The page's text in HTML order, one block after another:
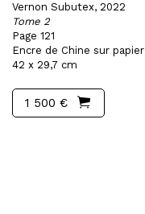
Vernon Subutex, 2022
Tome 2
Page 121
Encre de Chine sur papier
42 x 29,7 cm
1 500 €